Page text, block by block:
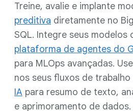
Treine, avalie e implante
preditiva diretamente no
SQL. Integre seus modelos
plataforma de agentes do
para MLOps avançadas.
nos seus fluxos de trabalho
IA para resumo de texto,
e aprimoramento de